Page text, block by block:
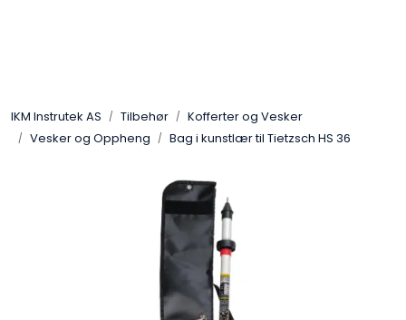
IKM Instrutek AS Tilbehør
Kofferter og Vesker
Vesker og Oppheng
Bag i kunstlær til Tietzsch HS 36
Elektro
Frekvensomformere